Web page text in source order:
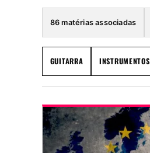
86 matérias associadas
GUITARRA